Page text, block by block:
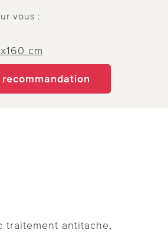
vous :
cm
traitement antitache,